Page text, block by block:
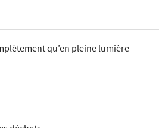
qu’en pleine lumière